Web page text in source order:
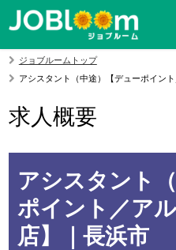
ジョブルームトップ
アシスタント（中途）【デューポイン
求人概要
アシスタント
ポイント／ア
店】｜長浜市